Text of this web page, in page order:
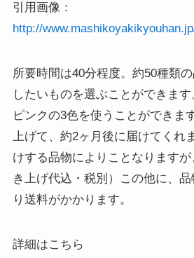
引用画像：
http://
所要時間は40分程度。約50種類
したいものを選ぶことができます
ピンクの3色を使うことができま
上げて、約2ヶ月後に届けてくれ
けする品物によりことなります
き上げ代込・税別）この他に、
り送料がかかります。
詳細はこちら